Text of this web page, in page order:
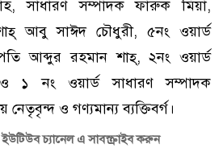
সাধারণ সম্পাদক ফারুক মিয়া,
আবু সাঈদ চৌধুরী, ৫নং ওয়ার্ড
আব্দুর রহমান শাহ্, ২নং ওয়ার্ড
১ নং ওয়ার্ড সাধারণ সম্পাদক
নেতৃবৃন্দ ও গণ্যমান্য ব্যক্তিবর্গ।
চ্যানেল এ সাবস্ক্রাইব করুন